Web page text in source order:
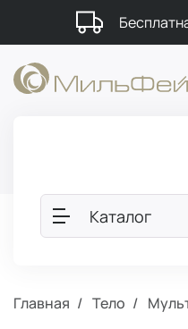
Каталог
Главная Тело